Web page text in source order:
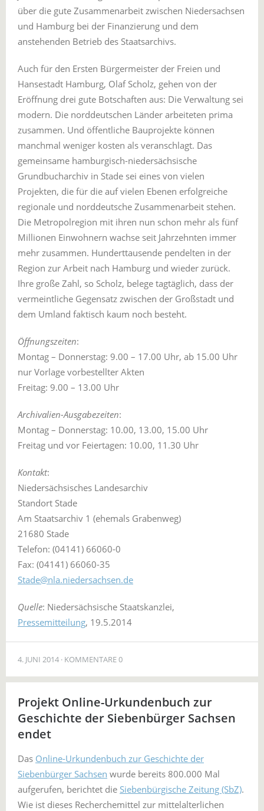
über die gute Zusammenarbeit zwischen Niedersachsen
und Hamburg bei der Finanzierung und dem
anstehenden Betrieb des Staatsarchivs.
Auch für den Ersten Bürgermeister der Freien und
Hansestadt Hamburg, Olaf Scholz, gehen von der
Eröffnung drei gute Botschaften aus: Die Verwaltung sei
modern. Die norddeutschen Länder arbeiteten prima
zusammen. Und öffentliche Bauprojekte können
manchmal weniger kosten als veranschlagt. Das
gemeinsame hamburgisch-niedersächsische
Grundbucharchiv in Stade sei eines von vielen
Projekten, die für die auf vielen Ebenen erfolgreiche
regionale und norddeutsche Zusammenarbeit stehen.
Die Metropolregion mit ihren nun schon mehr als fünf
Millionen Einwohnern wachse seit Jahrzehnten immer
mehr zusammen. Hunderttausende pendelten in der
Region zur Arbeit nach Hamburg und wieder zurück.
Ihre große Zahl, so Scholz, belege tagtäglich, dass der
vermeintliche Gegensatz zwischen der Großstadt und
dem Umland faktisch kaum noch besteht.
Öffnungszeiten:
Montag – Donnerstag: 9.00 – 17.00 Uhr, ab 15.00 Uhr
nur Vorlage vorbestellter Akten
Freitag: 9.00 – 13.00 Uhr
Archivalien-Ausgabezeiten:
Montag – Donnerstag: 10.00, 13.00, 15.00 Uhr
Freitag und vor Feiertagen: 10.00, 11.30 Uhr
Kontakt:
Niedersächsisches Landesarchiv
Standort Stade
Am Staatsarchiv 1 (ehemals Grabenweg)
21680 Stade
Telefon: (04141) 66060-0
Fax: (04141) 66060-35
Stade@nla.niedersachsen.de
Quelle: Niedersächsische Staatskanzlei,
Pressemitteilung, 19.5.2014
4. JUNI 2014 KOMMENTARE 0
Projekt Online-Urkundenbuch zur
Geschichte der Siebenbürger Sachsen
endet
Das Online-Urkundenbuch zur Geschichte der
Siebenbürger Sachsen wurde bereits 800.000 Mal
aufgerufen, berichtet die Siebenbürgische Zeitung (SbZ).
Wie ist dieses Recherchemittel zur mittelalterlichen